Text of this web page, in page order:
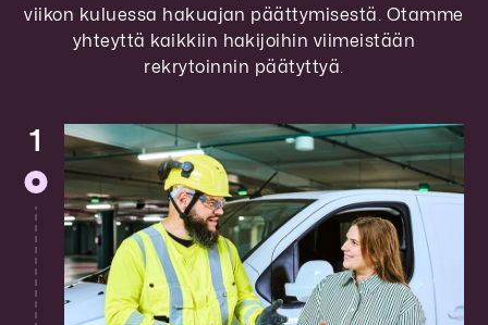
viikon kuluessa hakuajan päättymisestä. Otamme
yhteyttä kaikkiin hakijoihin viimeistään
rekrytoinnin päätyttyä.
1